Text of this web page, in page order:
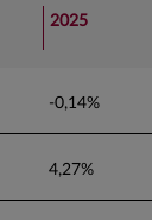
2025
-0,14%
4,27%